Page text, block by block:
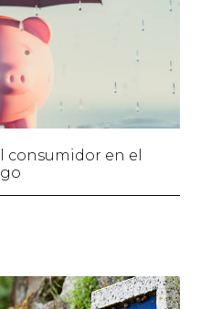
consumidor en el